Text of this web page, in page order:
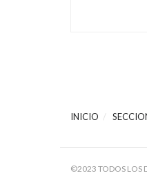
INICIO
©2023 TODOS LOS